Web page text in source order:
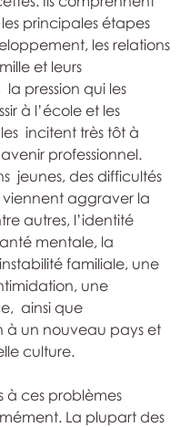
principales étapes
les relations
et leurs
pression qui les
à l’école et les
incitent très tôt à
professionnel.
jeunes, des difficultés
viennent aggraver la
autres, l’identité
mentale, la
familiale, une
une
ainsi que
à un nouveau pays et
culture.
à ces problèmes
La plupart des